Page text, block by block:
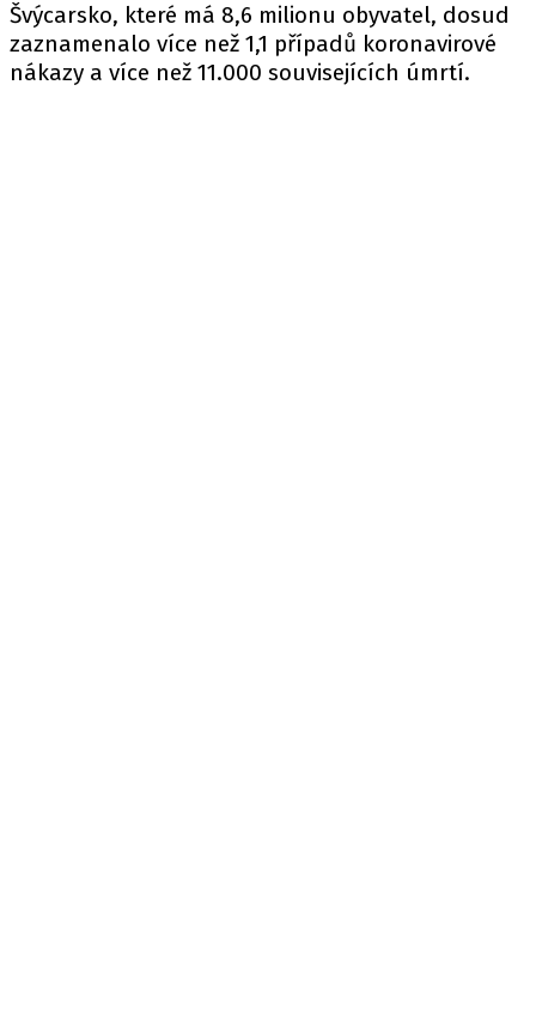
Švýcarsko, které má 8,6 milionu obyvatel, dosud
zaznamenalo více než 1,1 případů koronavirové
nákazy a více než 11.000 souvisejících úmrtí.